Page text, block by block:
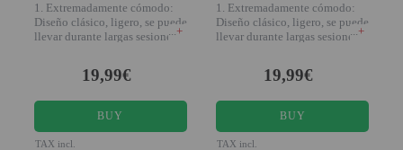
1. Extremadamente cómodo:
Diseño clásico, ligero, se puede
llevar durante largas sesiones+
19,99€
BUY
TAX incl.
1. Extremadamente cómodo:
Diseño clásico, ligero, se puede
llevar durante largas sesiones+
19,99€
BUY
TAX incl.